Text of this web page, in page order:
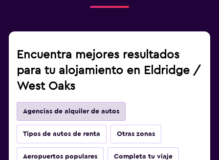
Encuentra mejores resultados
para tu alojamiento en Eldridge /
West Oaks
Agencias de alquiler de autos
Tipos de autos de renta Otras zonas
Aeropuertos populares Completa tu viaje